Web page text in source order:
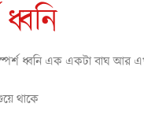
ধ্বনি এক একটা বাঘ আর
থাকে